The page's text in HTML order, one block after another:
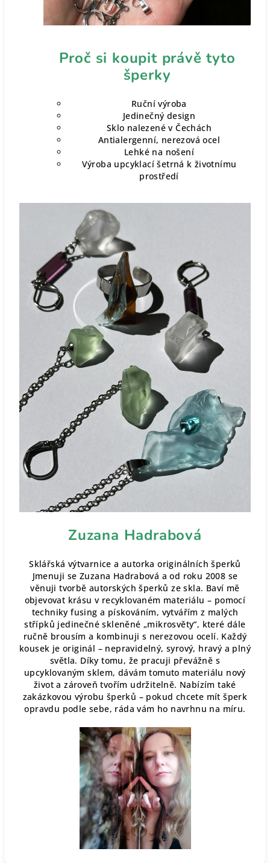
Proč si koupit právě tyto
šperky
Ruční výroba
Jedinečný design
Sklo nalezené v Čechách
Antialergenní, nerezová ocel
Lehké na nošení
Výroba upcyklací šetrná k životnímu
prostředí
Zuzana Hadrabová
Sklářská výtvarnice a autorka originálních šperků
Jmenuji se Zuzana Hadrabová a od roku 2008 se
věnuji tvorbě autorských šperků ze skla. Baví mě
objevovat krásu v recyklovaném materiálu – pomocí
techniky fusing a pískováním, vytvářím z malých
střípků jedinečné skleněné „mikrosvěty“, které dále
ručně brousím a kombinuji s nerezovou ocelí. Každý
kousek je originál – nepravidelný, syrový, hravý a plný
světla. Díky tomu, že pracuji převážně s
upcyklovaným sklem, dávám tomuto materiálu nový
život a zároveň tvořím udržitelně. Nabízím také
zakázkovou výrobu šperků – pokud chcete mít šperk
opravdu podle sebe, ráda vám ho navrhnu na míru.